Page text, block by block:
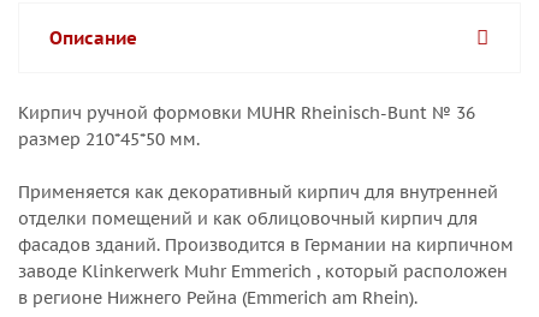
Описание
Кирпич ручной формовки MUHR Rheinisch-Bunt № 36
размер 210*45*50 мм.
Применяется как декоративный кирпич для внутренней
отделки помещений и как облицовочный кирпич для
фасадов зданий. Производится в Германии на кирпичном
заводе Klinkerwerk Muhr Emmerich , который расположен
в регионе Нижнего Рейна (Emmerich am Rhein).